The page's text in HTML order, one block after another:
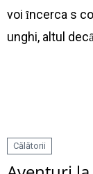
voi ȋncerca sӑ
unghi, altul
Călătorii